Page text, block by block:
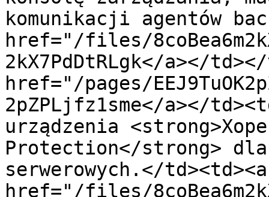
komunikacji agentów
href="/files/
2kX7PdDtRLgk</a></
href="/pages/
2pZPLjfz1sme</a></
urządzenia
Protection</strong> dla
serwerowych.</td><td><a
href="/files/